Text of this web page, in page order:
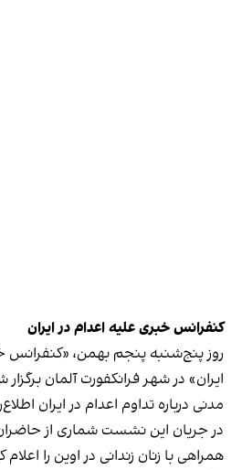
کنفرانس خبری علیه اعدام در ایران
روز پنج‌شنبه پنجم بهمن، «کنفرانس
ایران» در شهر فرانکفورت آلمان
مدنی درباره تداوم اعدام در ایران
در جریان این نشست شماری از
همراهی با زنان زندانی در اوین را اعلام